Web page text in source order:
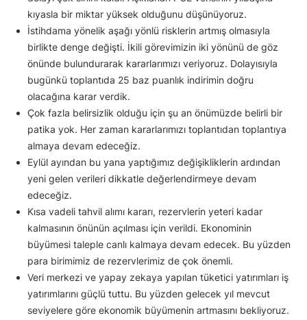
kıyasla bir miktar yüksek olduğunu düşünüyoruz.
İstihdama yönelik aşağı yönlü risklerin artmış olmasıyla
birlikte denge değişti. İkili görevimizin iki yönünü de göz
önünde bulundurarak kararlarımızı veriyoruz. Dolayısıyla
bugünkü toplantıda 25 baz puanlık indirimin doğru
olacağına karar verdik.
Çok fazla belirsizlik olduğu için şu an önümüzde belirli bir
patika yok. Her zaman kararlarımızı toplantıdan toplantıya
almaya devam edeceğiz.
Eylül ayından bu yana yaptığımız değişikliklerin ardından
yeni gelen verileri dikkatle değerlendirmeye devam
edeceğiz.
Kısa vadeli tahvil alımı kararı, rezervlerin yeteri kadar
kalmasının önünün açılması için verildi. Ekonominin
büyümesi taleple canlı kalmaya devam edecek. Bu yüzden
para birimimiz de rezervlerimiz de çok önemli.
Veri merkezi ve yapay zekaya yapılan tüketici yatırımları iş
yatırımlarını güçlü tuttu. Bu yüzden gelecek yıl mevcut
seviyelere göre ekonomik büyümenin artmasını bekliyoruz.